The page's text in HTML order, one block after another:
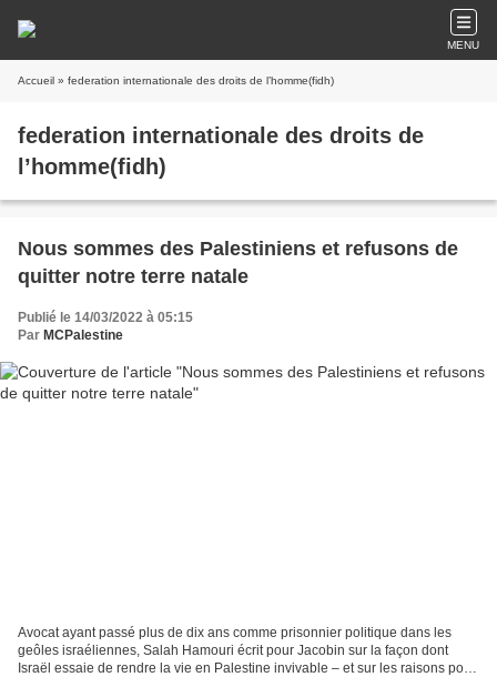
MENU
Accueil » federation internationale des droits de l’homme(fidh)
federation internationale des droits de
l’homme(fidh)
Nous sommes des Palestiniens et refusons de
quitter notre terre natale
Publié le 14/03/2022 à 05:15
Par MCPalestine
Avocat ayant passé plus de dix ans comme prisonnier politique dans les
geôles israéliennes, Salah Hamouri écrit pour Jacobin sur la façon dont
Israël essaie de rendre la vie en Palestine invivable – et sur les raisons pour